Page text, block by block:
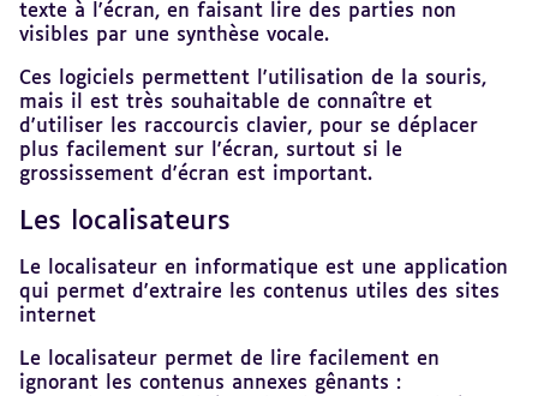
texte à l'écran, en faisant lire des parties non
visibles par une synthèse vocale.
Ces logiciels permettent l'utilisation de la souris,
mais il est très souhaitable de connaître et
d'utiliser les raccourcis clavier, pour se déplacer
plus facilement sur l'écran, surtout si le
grossissement d'écran est important.
Les localisateurs
Le localisateur en informatique est une application
qui permet d'extraire les contenus utiles des sites
internet
Le localisateur permet de lire facilement en
ignorant les contenus annexes gênants :
Revenir
sommaire